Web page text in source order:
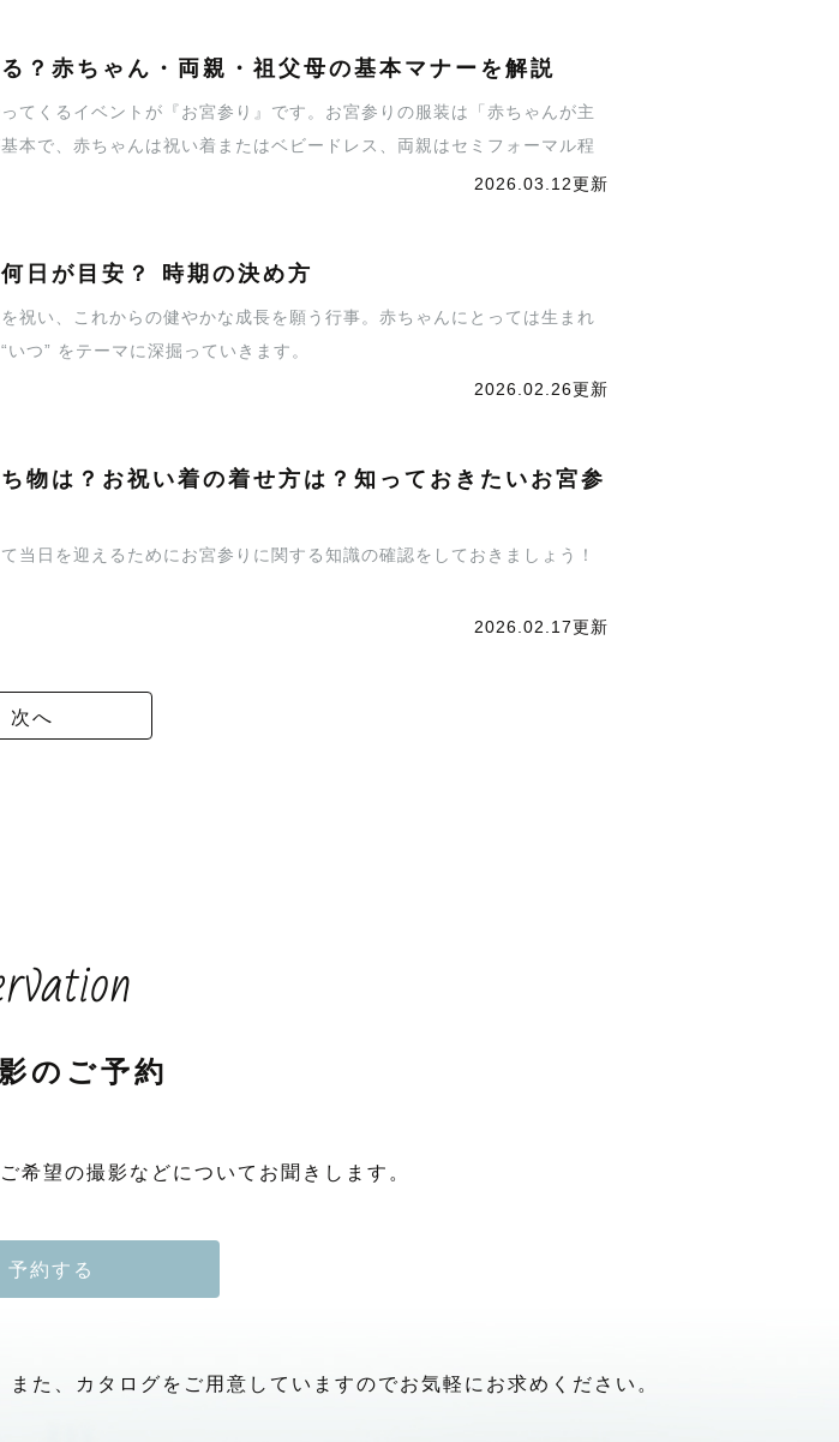
？赤ちゃん・両親・祖父母の基本マナーを解説
てくるイベントが『お宮参り』です。お宮参りの服装は「赤ちゃんが主
本で、赤ちゃんは祝い着またはベビードレス、両親はセミフォーマル程
2026.03.12更新
日が目安？ 時期の決め方
祝い、これからの健やかな成長を願う行事。赤ちゃんにとっては生まれ
つ” をテーマに深掘っていきます。
2026.02.26更新
物は？お祝い着の着せ方は？知っておきたいお宮参
当日を迎えるためにお宮参りに関する知識の確認をしておきましょう！
2026.02.17更新
次へ
のご予約
希望の撮影などについてお聞きします。
予約する
た、カタログをご用意していますのでお気軽にお求めください。